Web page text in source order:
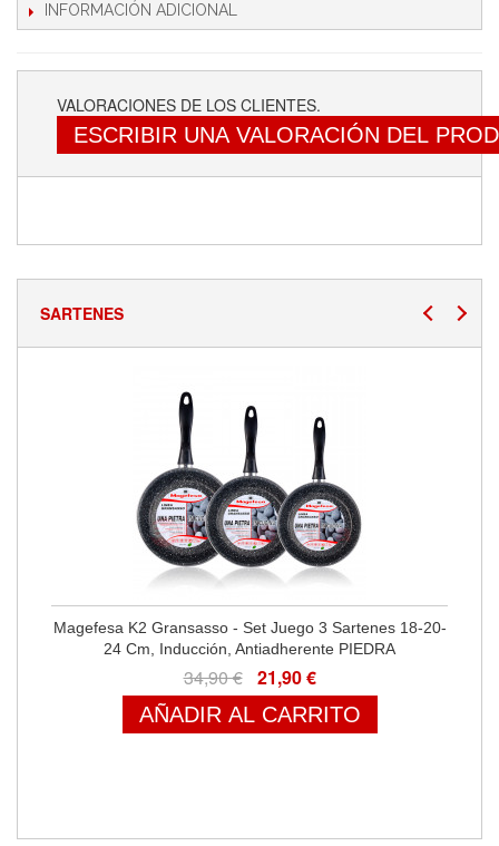
INFORMACIÓN ADICIONAL
VALORACIONES DE LOS CLIENTES.
ESCRIBIR UNA VALORACIÓN DEL
SARTENES
Magefesa K2 Gransasso - Set Juego 3 Sartenes 18-20-
24 Cm, Inducción, Antiadherente PIEDRA
34,90 € 21,90 €
AÑADIR AL CARRITO